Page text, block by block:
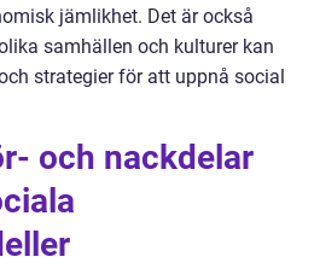
jämlikhet. Det är också
samhällen och kulturer kan
strategier för att uppnå social
och nackdelar